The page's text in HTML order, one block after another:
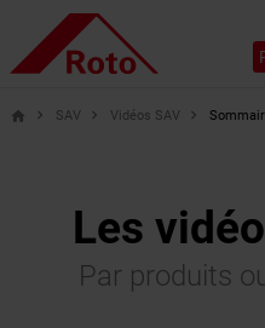
home SAV Vidéos SAV
Les
Par produits